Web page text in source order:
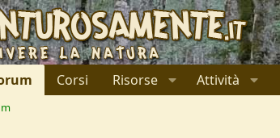
Corsi Risorse Attività